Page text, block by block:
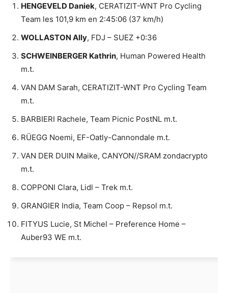
HENGEVELD Daniek, CERATIZIT-WNT Pro Cycling
Team les 101,9 km en 2:45:06 (37 km/h)
WOLLASTON Ally, FDJ – SUEZ +0:36
SCHWEINBERGER Kathrin, Human Powered Health
m.t.
VAN DAM Sarah, CERATIZIT-WNT Pro Cycling Team
m.t.
BARBIERI Rachele, Team Picnic PostNL m.t.
RÜEGG Noemi, EF-Oatly-Cannondale m.t.
VAN DER DUIN Maike, CANYON//SRAM zondacrypto
m.t.
COPPONI Clara, Lidl – Trek m.t.
GRANGIER India, Team Coop – Repsol m.t.
FITYUS Lucie, St Michel – Preference Home –
Auber93 WE m.t.